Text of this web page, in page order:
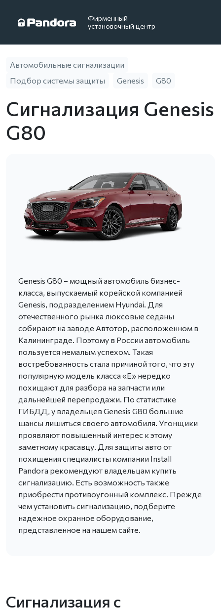
Фирменный
установочный центр
Автомобильные сигнализации
Подбор системы защиты
Genesis G80
Сигнализация Genesis
G80
Genesis G80 – мощный автомобиль бизнес-
класса, выпускаемый корейской компанией
Genesis, подразделением Hyundai. Для
отечественного рынка люксовые седаны
собирают на заводе Автотор, расположенном в
Калининграде. Поэтому в России автомобиль
пользуется немалым успехом. Такая
востребованность стала причиной того, что эту
популярную модель класса «Е» нередко
похищают для разбора на запчасти или
дальнейшей перепродажи. По статистике
ГИБДД, у владельцев Genesis G80 большие
шансы лишиться своего автомобиля. Угонщики
проявляют повышенный интерес к этому
заметному красавцу. Для защиты авто от
похищения специалисты компании Install
Pandora рекомендуют владельцам купить
сигнализацию. Есть возможность также
приобрести противоугонный комплекс. Прежде
чем установить сигнализацию, подберите
надежное охранное оборудование,
представленное на нашем сайте.
Сигнализация с